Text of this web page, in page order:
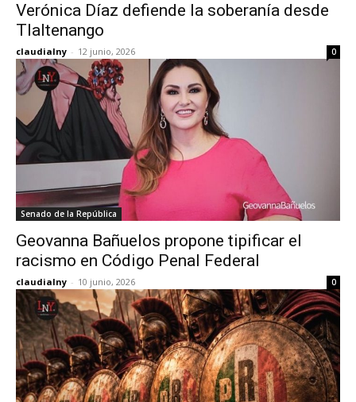
Verónica Díaz defiende la soberanía desde
Tlaltenango
claudialny - 12 junio, 2026 0
Senado de la República
Geovanna Bañuelos propone tipificar el
racismo en Código Penal Federal
claudialny - 10 junio, 2026 0